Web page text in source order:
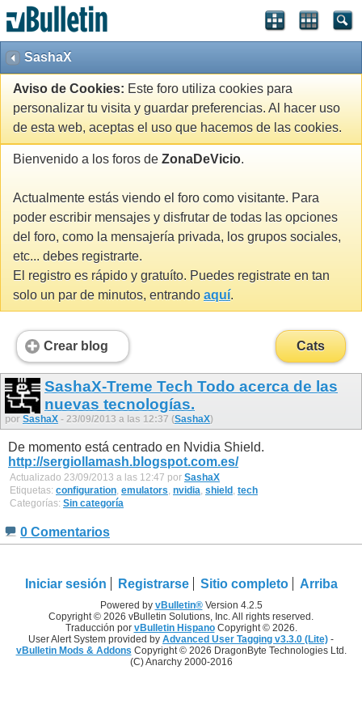
SashaX
Aviso de Cookies: Este foro utiliza cookies para
personalizar tu visita y guardar preferencias. Al hacer uso
de esta web, aceptas el uso que hacemos de las cookies.
Bienvenido a los foros de ZonaDeVicio.
Actualmente estás viendo el foro como visitante. Para
poder escribir mensajes y disfrutar de todas las opciones
del foro, como la mensajería privada, los grupos sociales,
etc... debes registrarte.
El registro es rápido y gratuíto. Puedes registrate en tan
solo un par de minutos, entrando aquí.
Crear blog Cats
SashaX-Treme Tech Todo acerca de las
nuevas tecnologías.
por SashaX - 23/09/2013 a las 12:37 (SashaX)
De momento está centrado en Nvidia Shield.
http://sergiollamash.blogspot.com.es/
Actualizado 23/09/2013 a las 12:47 por SashaX
Etiquetas: configuration, emulators, nvidia, shield , tech
Categorías: Sin categoría
0 Comentarios
Iniciar sesión Registrarse Sitio completo Arriba
Powered by vBulletin®Version 4.2.5
Copyright © 2026 vBulletin Solutions, Inc. All rights reserved.
Traducción por vBulletin HispanoCopyright © 2026.
User Alert System provided by Advanced User Tagging v3.3.0 (Lite) -
vBulletin Mods & Addons Copyright © 2026 DragonByte Technologies Ltd.
(C) Anarchy 2000-2016